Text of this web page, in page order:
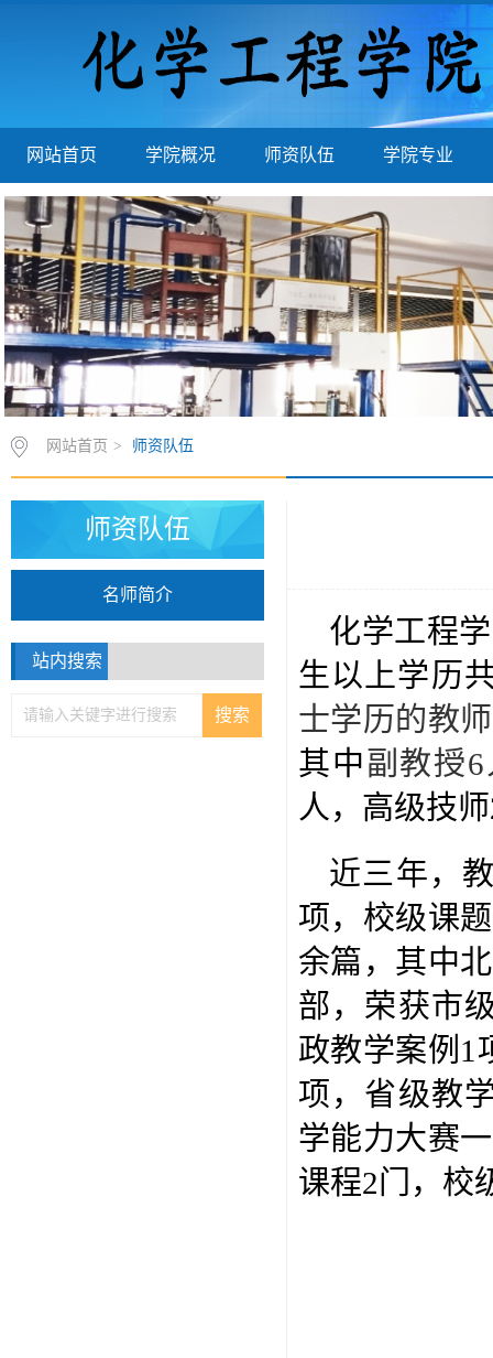
网站首页 学院概况 师资队伍 学院专业
网站首页 > 师资队伍
师资队伍
名师简介
站内搜索
化学工程
生以上学历
士学历的教
其中副教授
人，高级技
近三年，
项，校级课
余篇，其中
部，荣获市
政教学案例1
项，省级教
学能力大赛
课程2门，校